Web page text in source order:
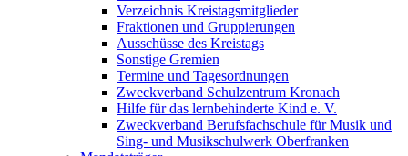
Verzeichnis Kreistagsmitglieder
Fraktionen und Gruppierungen
Ausschüsse des Kreistags
Sonstige Gremien
Termine und Tagesordnungen
Zweckverband Schulzentrum Kronach
Hilfe für das lernbehinderte Kind e. V.
Zweckverband Berufsfachschule für Musik und
Sing- und Musikschulwerk Oberfranken